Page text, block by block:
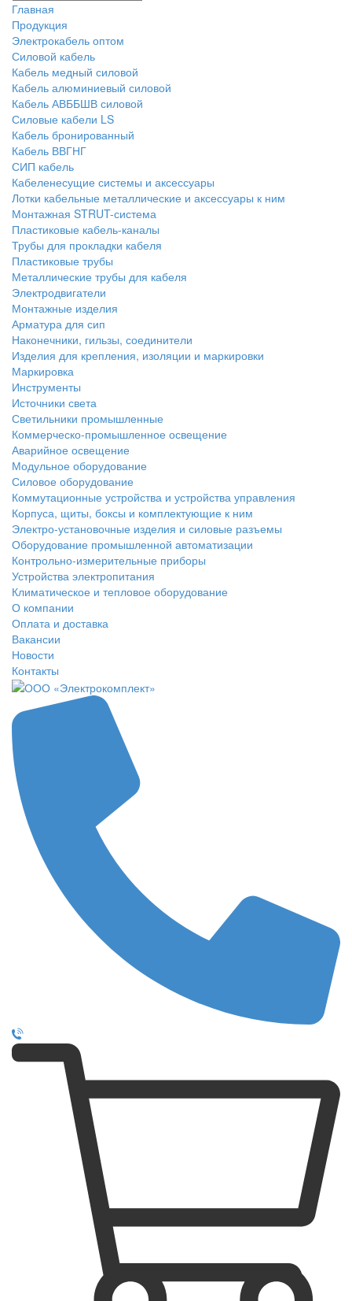
Главная
Продукция
Электрокабель оптом
Силовой кабель
Кабель медный силовой
Кабель алюминиевый силовой
Кабель АВББШВ силовой
Силовые кабели LS
Кабель бронированный
Кабель ВВГНГ
СИП кабель
Кабеленесущие системы и аксессуары
Лотки кабельные металлические и аксессуары к ним
Монтажная STRUT-система
Пластиковые кабель-каналы
Трубы для прокладки кабеля
Пластиковые трубы
Металлические трубы для кабеля
Электродвигатели
Монтажные изделия
Арматура для сип
Наконечники, гильзы, соединители
Изделия для крепления, изоляции и маркировки
Маркировка
Инструменты
Источники света
Светильники промышленные
Коммерческо-промышленное освещение
Аварийное освещение
Модульное оборудование
Силовое оборудование
Коммутационные устройства и устройства управления
Корпуса, щиты, боксы и комплектующие к ним
Электро-установочные изделия и силовые разъемы
Оборудование промышленной автоматизации
Контрольно-измерительные приборы
Устройства электропитания
Климатическое и тепловое оборудование
О компании
Оплата и доставка
Вакансии
Новости
Контакты